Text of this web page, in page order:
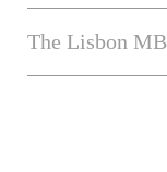
The Lisbon